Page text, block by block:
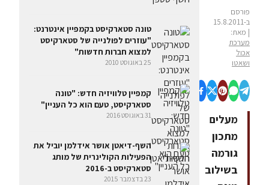
פורסם
ב-15.8.2011
| מאת:
מערכת
אכול
ושאטו
מעלים
מתכון
גורמה
בשילוב
טונה סטארקיסט בקמפיין אינטרנט:
"עוזרים לפולנייה של סטארקיסט
למצוא חברות חדשות"
25 באוגוסט 2010
קמפיין טלוויזיה חדש: "טונה
סטארקיסט, טעם הוא כל העניין"
31 באוגוסט 2016
השף-דיאטן אושר אידלמן יוביל את
הפעילות הקולינרית של מותג
סטארקיסט ב-2016
23 בדצמבר 2015